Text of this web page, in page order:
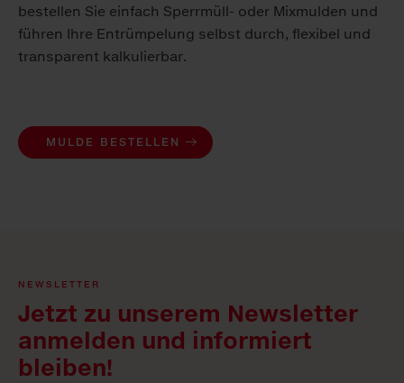
bestellen Sie einfach Sperrmüll- oder Mixmulden und
führen Ihre Entrümpelung selbst durch, flexibel und
transparent kalkulierbar.
MULDE BESTELLEN
NEWSLETTER
Jetzt zu unserem Newsletter
anmelden und informiert
bleiben!